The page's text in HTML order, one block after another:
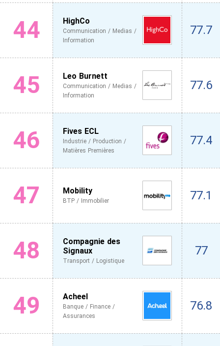
44 HighCo
Communication / Medias /
Information
77.7
45 Leo Burnett
Communication / Medias /
Information
77.6
46 Fives ECL
Industrie / Production /
Matières Premières
77.4
47 Mobility
BTP / Immobilier 77.1
48
Compagnie des
Signaux
Transport / Logistique
77
49 Acheel
Banque / Finance /
Assurances
76.8